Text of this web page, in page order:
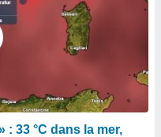
: 33 °C dans la mer,